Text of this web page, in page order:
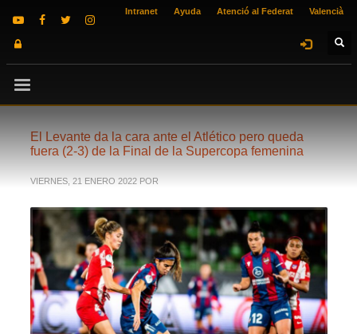
Intranet Ayuda Atenció al Federat Valencià
El Levante da la cara ante el Atlético pero queda
fuera (2-3) de la Final de la Supercopa femenina
VIERNES, 21 ENERO 2022 POR